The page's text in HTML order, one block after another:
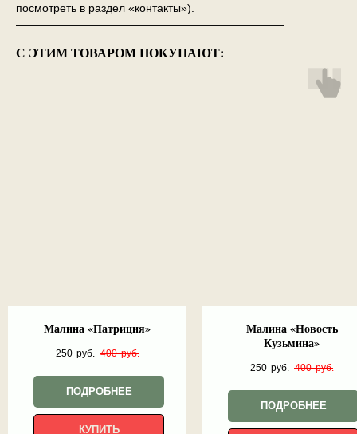
посмотреть в раздел «контакты»).
————————————————————————
С ЭТИМ ТОВАРОМ ПОКУПАЮТ:
Малина «Патриция»
250 руб. 400 руб.
ПОДРОБНЕЕ
КУПИТЬ
Малина «Новость
Кузьмина»
250 руб. 400 руб.
ПОДРОБНЕЕ